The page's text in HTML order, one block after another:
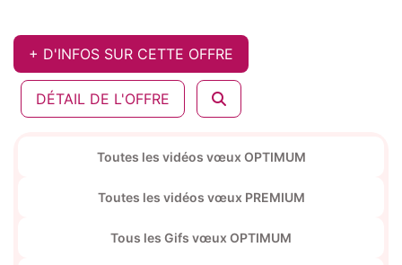
+ D'INFOS SUR CETTE OFFRE
DÉTAIL DE L'OFFRE
Toutes les vidéos vœux OPTIMUM
Toutes les vidéos vœux PREMIUM
Tous les Gifs vœux OPTIMUM